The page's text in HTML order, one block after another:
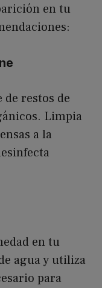
en tu
restos de
Limpia
a la
en tu
agua y utiliza
para